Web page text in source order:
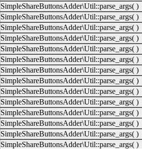
SimpleShareButtonsAdder\Util::parse_args( )
SimpleShareButtonsAdder\Util::parse_args( )
SimpleShareButtonsAdder\Util::parse_args( )
SimpleShareButtonsAdder\Util::parse_args( )
SimpleShareButtonsAdder\Util::parse_args( )
SimpleShareButtonsAdder\Util::parse_args( )
SimpleShareButtonsAdder\Util::parse_args( )
SimpleShareButtonsAdder\Util::parse_args( )
SimpleShareButtonsAdder\Util::parse_args( )
SimpleShareButtonsAdder\Util::parse_args( )
SimpleShareButtonsAdder\Util::parse_args( )
SimpleShareButtonsAdder\Util::parse_args( )
SimpleShareButtonsAdder\Util::parse_args( )
SimpleShareButtonsAdder\Util::parse_args( )